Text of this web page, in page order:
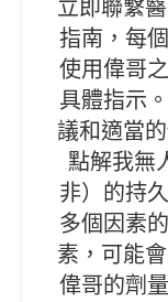
立即聯繫
指南，每
使用偉哥
具體指示
議和適當
點解我無
非）的持
多個因素
素，可能
偉哥的劑